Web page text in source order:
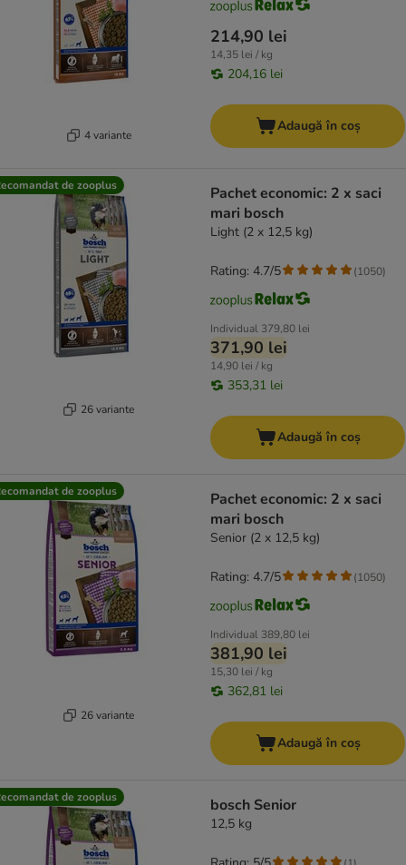
4 variante
214,90 lei
14,35 lei / kg
204,16 lei
Adaugă în coș
de zooplus
26 variante
Pachet economic: 2 x saci
mari bosch
Light (2 x 12,5 kg)
Individual 379,80 lei
371,90 lei
14,90 lei / kg
353,31 lei
Rating: 4.7/5 (1050)
Adaugă în coș
de zooplus
26 variante
Pachet economic: 2 x saci
mari bosch
Senior (2 x 12,5 kg)
Individual 389,80 lei
381,90 lei
15,30 lei / kg
362,81 lei
Rating: 4.7/5 (1050)
Adaugă în coș
de zooplus bosch Senior
12,5 kg